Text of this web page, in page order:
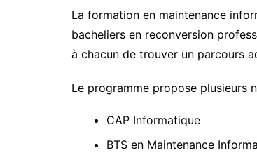
La formation en maintenance
bacheliers en reconversion
à chacun de trouver un parcours
Le programme propose plusieurs
CAP Informatique
BTS en Maintenance